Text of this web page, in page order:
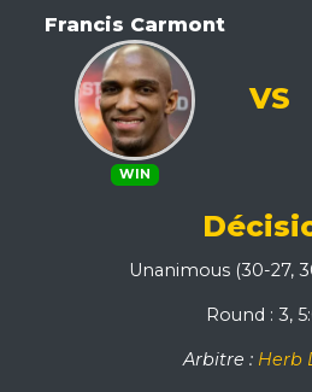
Francis Carmont
WIN
VS
Unanimous (30-27,
Round : 3,
Arbitre : Herb